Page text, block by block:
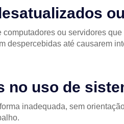
ou servidores
despercebidas até causarem
no uso de
inadequada, sem